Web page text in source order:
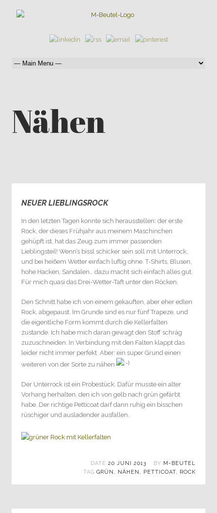
Nähen
NEUER LIEBLINGSROCK
In den letzten Tagen konnte sich herausstellen: der erste
Rock, der dieses Frühjahr aus meinem Maschinchen
gehüpft ist, hat das Zeug zum immer passenden
Lieblingsteil! Wenn’s bissl schicker sein soll mit Unterrock,
und bei heißem Wetter einfach luftig ohne. T-Shirts, Blusen,
hohe Hacken, Sandalen… dazu macht sich einfach alles gut.
Für mich quasi das Drei-Wetter-Taft unter den Röcken.
Den Schnitt habe ich von einem gekauften, aber eher edlen
Rock, abgepaust. Im Grunde sind es nur fünf Trapeze, und
die eigentliche Form kommt durch die Kellerfalten
zustande. Ich habe mich daran gewagt den Stoff schräg
zuzuschneiden. In Verbindung mit den Falten klappt das
leider nicht immer perfekt. Aber: ein super Grund einen
weiteren von der Sorte zu nähen
Der Unterrock ist ein Probestück. Dafür musste ein alter
Vorhang herhalten, den ich von gelb nach grün gefärbt
habe. Der richtige Petticoat darf dann ruhig ein bisschen
rüschiger und ausladender ausfallen.
DATE 20 JUNI 2013 BY M-BEUTEL
TAG GRÜN , NÄHEN , PETTICOAT, ROCK